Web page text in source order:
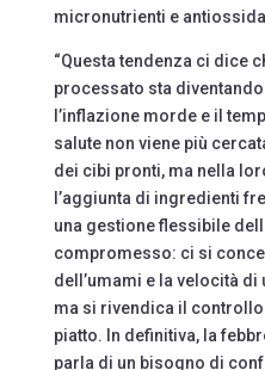
micronutrienti e
“Questa tendenza ci dice
processato sta
l’inflazione morde e il
salute non viene più
dei cibi pronti, ma nella
l’aggiunta di ingredienti
una gestione flessibile
compromesso: ci si
dell’umami e la velocità di
ma si rivendica il
piatto. In definitiva, la
parla di un bisogno di